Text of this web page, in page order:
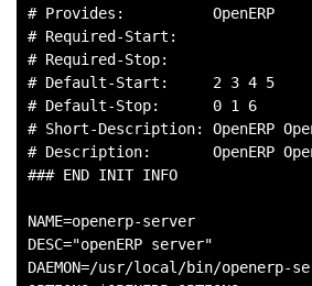
# Provides:          OpenERP
# Required-Start:
# Required-Stop:
# Default-Start:     2 3 4 5
# Default-Stop:      0 1 6
# Short-Description: OpenERP
# Description:       OpenERP
### END INIT INFO
NAME=openerp-server
DESC="openERP server"
DAEMON=/usr/local/bin/openerp-